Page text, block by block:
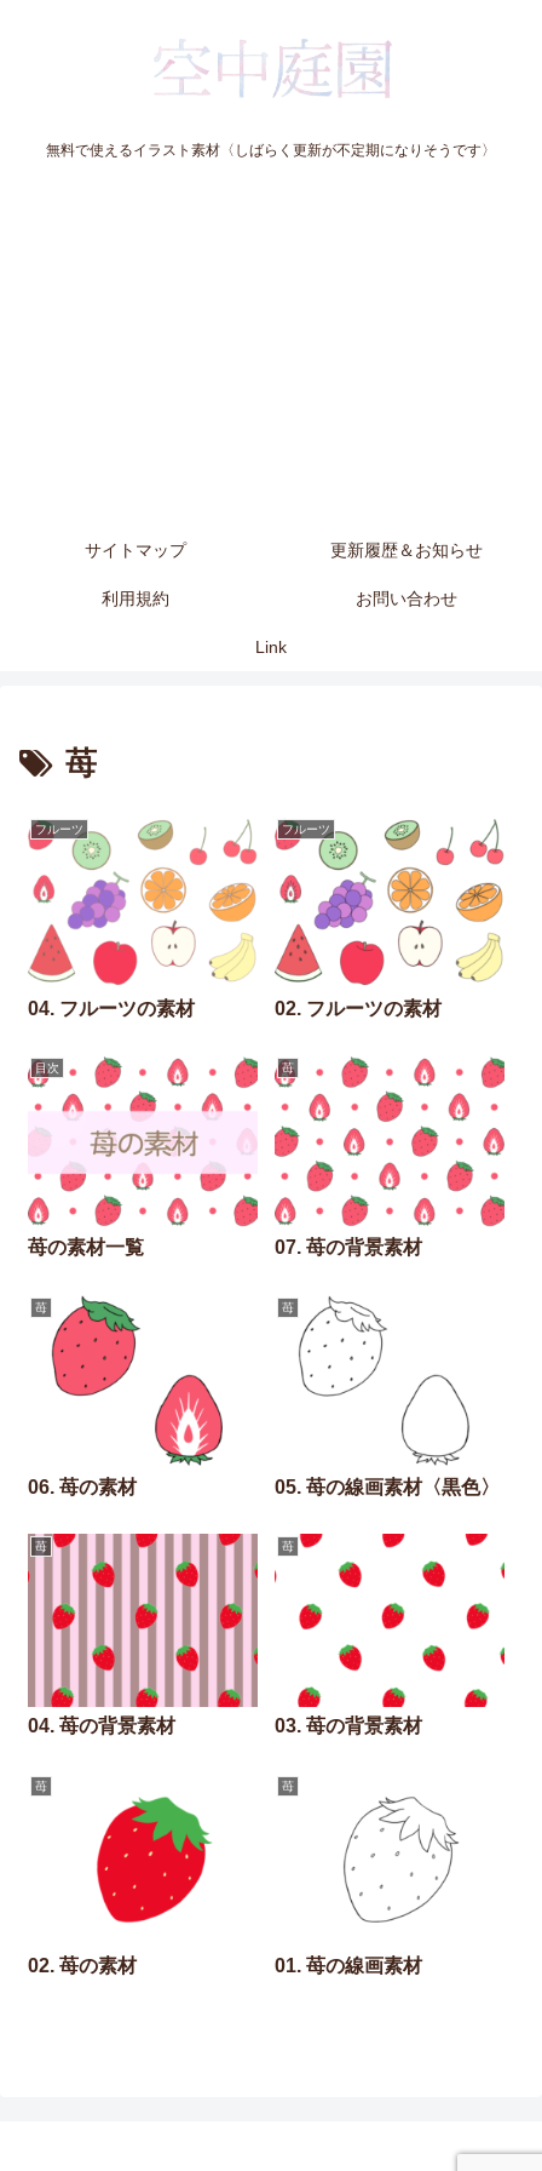
無料で使えるイラスト素材〈しばらく更新が不定期になりそうです〉
サイトマップ 更新履歴＆お知らせ
利用規約 お問い合わせ
Link
苺
フルーツ
04. フルーツの素材
フルーツ
02. フルーツの素材
目次
苺の素材一覧
苺
07. 苺の背景素材
苺
06. 苺の素材
苺
05. 苺の線画素材〈黒色〉
苺
04. 苺の背景素材
苺
03. 苺の背景素材
苺
02. 苺の素材
苺
01. 苺の線画素材